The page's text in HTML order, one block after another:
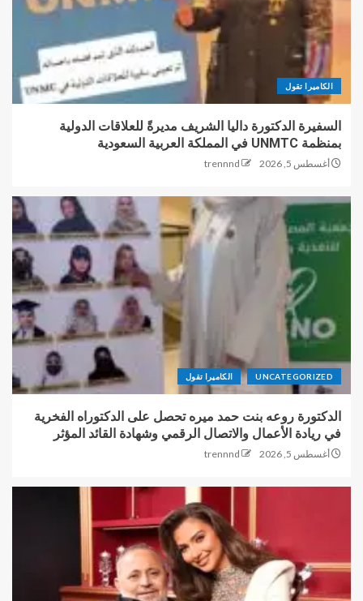
الكاميرا تقول
السفيرة الدكتورة داليا الشريف مديرةً للعلاقات الدولية
بمنظمة UNMTC في المملكة العربية السعودية
أغسطس 5, 2026 trennnd
UNCATEGORIZED الكاميرا تقول
الدكتورة روعه بنت حمد ميره تحصل على الدكتوراه الفخرية
في ريادة الأعمال والاتصال الرقمي وشهادة القائد المؤثر
أغسطس 5, 2026 trennnd